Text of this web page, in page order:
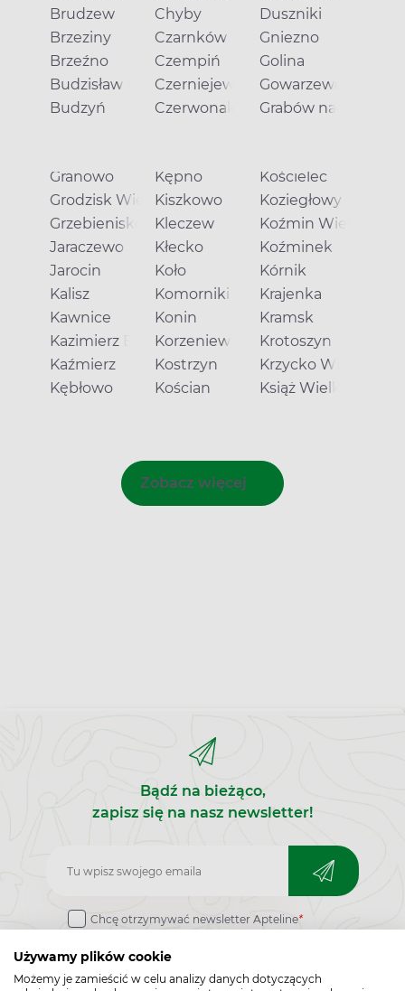
Używamy plików cookie
Możemy je zamieścić w celu analizy danych dotyczących
Brudzew
Brzeziny
Brzeźno
Budzisław Kościelny
Budzyń
Chyby
Czarnków
Czempiń
Czerniejewo
Czerwonak
Duszniki
Gniezno
Golina
Gowarzewo
Grabów nad Prosną
Granowo
Grodzisk Wielkopolski
Grzebienisko
Jaraczewo
Jarocin
Kalisz
Kawnice
Kazimierz Biskupi
Kaźmierz
Kębłowo
Kępno
Kiszkowo
Kleczew
Kłecko
Koło
Komorniki
Konin
Korzeniew
Kostrzyn
Kościan
Kościelec
Koziegłowy
Koźmin
Koźminek
Kórnik
Krajenka
Kramsk
Krotoszyn
Krzycko Wielkie
Książ Wielkopolski
Zobacz więcej
Bądź na bieżąco,
zapisz się na nasz newsletter!
Zapisz
do
newslettera
Chcę otrzymywać newsletter Apteline*